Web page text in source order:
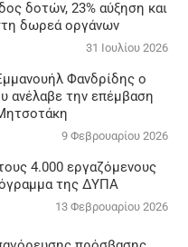
δοτών, 23% αύξηση και
δωρεά οργάνων
31 Ιουλίου 2026
Φανδρίδης ο
ανέλαβε την επέμβαση
9 Φεβρουαρίου 2026
4.000 εργαζόμενους
της ΔΥΠΑ
13 Φεβρουαρίου 2026